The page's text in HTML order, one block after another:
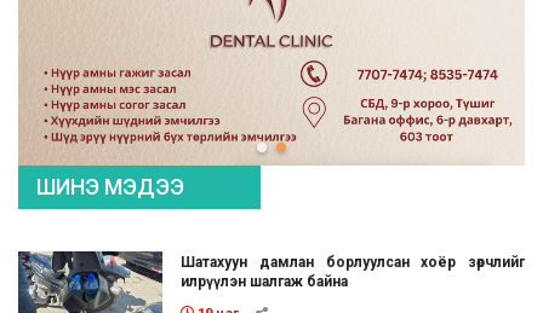
ШИНЭ МЭДЭЭ
Шатахуун дамлан борлуулсан хоёр зөрчлийг
илрүүлэн шалгаж байна